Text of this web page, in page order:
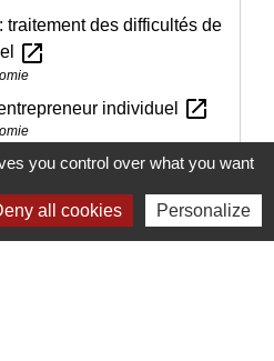
traitement des difficultés de
open_in_new
individuel open_in_new
erreur sur cette page
you control over what you want
all cookies Personalize